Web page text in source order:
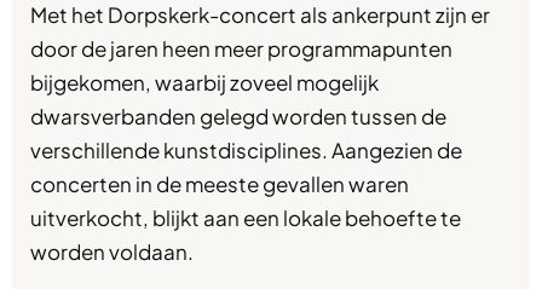
Met het Dorpskerk-concert als ankerpunt zijn er
door de jaren heen meer programmapunten
bijgekomen, waarbij zoveel mogelijk
dwarsverbanden gelegd worden tussen de
verschillende kunstdisciplines. Aangezien de
concerten in de meeste gevallen waren
uitverkocht, blijkt aan een lokale behoefte te
worden voldaan.